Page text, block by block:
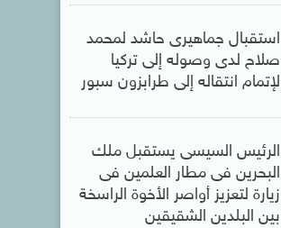
استقبال جماهيرى حاشد لمحمد
صلاح لدى وصوله إلى تركيا
لإتمام انتقاله إلى طرابزون سبور
الرئيس السيسى يستقبل ملك
البحرين فى مطار العلمين فى
زيارة لتعزيز أواصر الأخوة الراسخة
بين البلدين الشقيقين